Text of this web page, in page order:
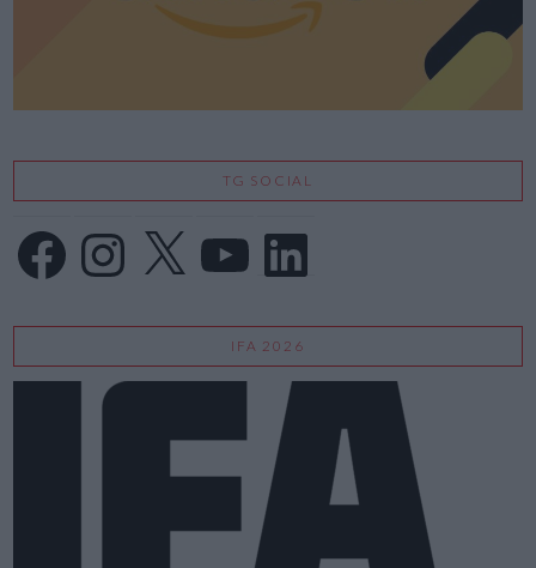
TG SOCIAL
FacebookInstagram
X LinkedIn
IFA 2026